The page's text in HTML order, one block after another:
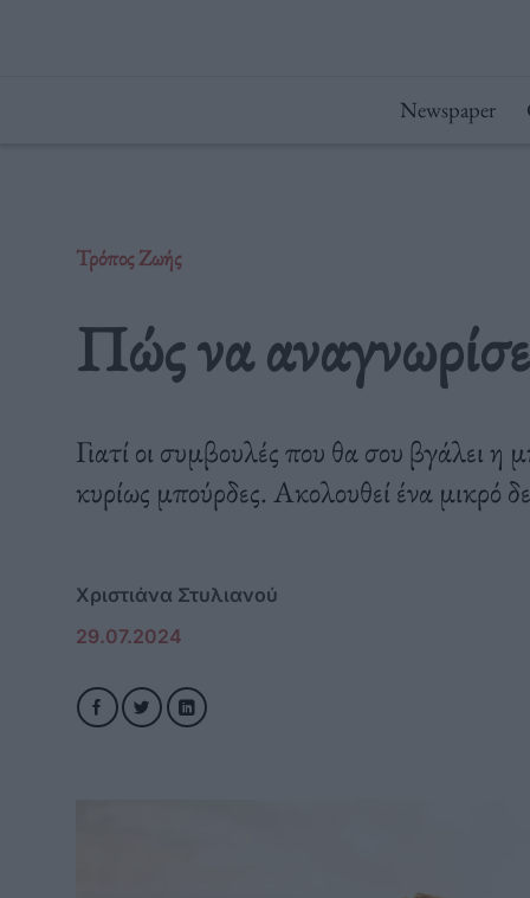
Newspaper
Τρόπος Ζωής
Πώς να
Γιατί οι συμβουλές που θα σου βγάλει
κυρίως μπούρδες. Ακολουθεί ένα μικρό
Χριστιάνα Στυλιανού
29.07.2024